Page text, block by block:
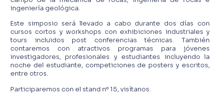
ingeniería geológica.
Este simposio será llevado a cabo durante dos días con
cursos cortos y workshops con exhibiciones industriales y
tours incluidos post conferencias técnicas. También
contaremos con atractivos programas para jóvenes
investigadores, profesionales y estudiantes incluyendo la
noche del estudiante, competiciones de posters y escritos,
entre otros.
Participaremos con el stand nº 15, visítanos.